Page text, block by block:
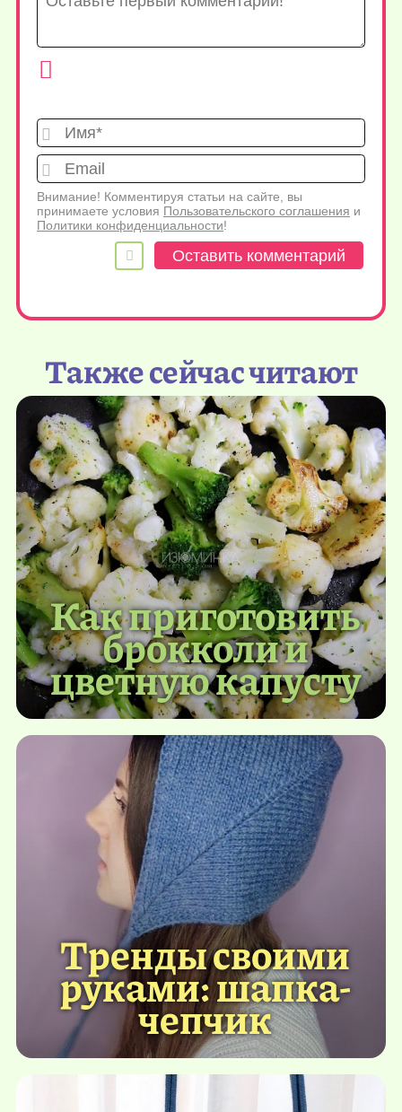
Имя*
Внимание! Комментируя статьи на сайте, вы
принимаете условия Пользовательского соглашения и
Политики конфиденциальности!
Также сейчас читают
Как приготовить
брокколи и
цветную капусту
Тренды своими
руками: шапка-
чепчик